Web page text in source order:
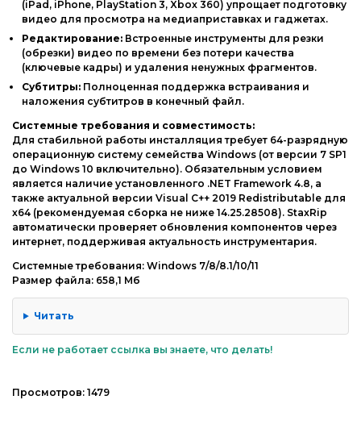
(iPad, iPhone, PlayStation 3, Xbox 360) упрощает подготовку
видео для просмотра на медиаприставках и гаджетах.
Редактирование: Встроенные инструменты для резки
(обрезки) видео по времени без потери качества
(ключевые кадры) и удаления ненужных фрагментов.
Субтитры: Полноценная поддержка встраивания и
наложения субтитров в конечный файл.
Системные требования и совместимость:
Для стабильной работы инсталляция требует 64-разрядную
операционную систему семейства Windows (от версии 7 SP1
до Windows 10 включительно). Обязательным условием
является наличие установленного .NET Framework 4.8, а
также актуальной версии Visual C++ 2019 Redistributable для
x64 (рекомендуемая сборка не ниже 14.25.28508). StaxRip
автоматически проверяет обновления компонентов через
интернет, поддерживая актуальность инструментария.
Системные требования: Windows 7/8/8.1/10/11
Размер файла: 658,1 Мб
Читать
Если не работает ссылка вы знаете, что делать!
Просмотров: 1479